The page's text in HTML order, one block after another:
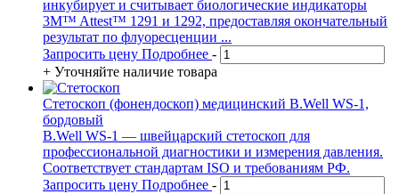
инкубирует и считывает биологические индикаторы
3M™ Attest™ 1291 и 1292, предоставляя окончательный
результат по флуоресценции ...
Запросить цену Подробнее -
+ Уточняйте наличие товара
Стетоскоп (фонендоскоп) медицинский B.Well WS-1,
бордовый
B.Well WS-1 — швейцарский стетоскоп для
профессиональной диагностики и измерения давления.
Соответствует стандартам ISO и требованиям РФ.
Запросить цену Подробнее -